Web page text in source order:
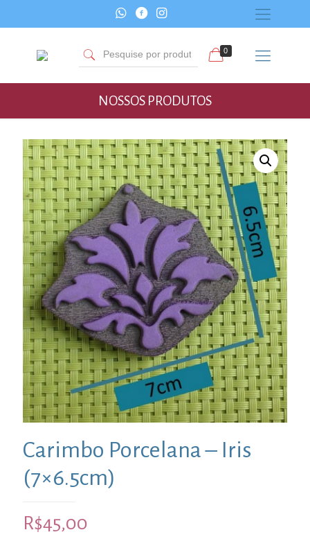
0
NOSSOS PRODUTOS
Carimbo Porcelana – Iris
(7×6.5cm)
R$45,00